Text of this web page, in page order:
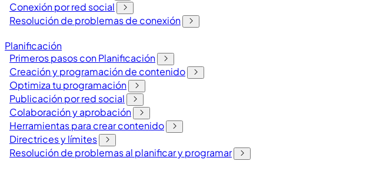
Conexión por red social
Resolución de problemas de conexión
Planificación
Primeros pasos con Planificación
Creación y programación de contenido
Optimiza tu programación
Publicación por red social
Colaboración y aprobación
Herramientas para crear contenido
Directrices y límites
Resolución de problemas al planificar y programar